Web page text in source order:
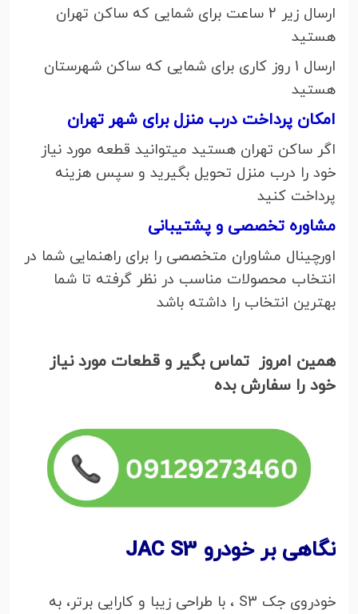
ارسال زیر 2 ساعت برای شمایی که ساکن تهران
هستید
ارسال 1 روز کاری برای شمایی که ساکن شهرستان
هستید
امکان پرداخت درب منزل برای شهر تهران
اگر ساکن تهران هستید میتوانید قطعه مورد نیاز
خود را درب منزل تحویل بگیرید و سپس هزینه
پرداخت کنید
مشاوره تخصصی و پشتیبانی
اورچینال مشاوران متخصصی را برای راهنمایی شما در
انتخاب محصولات مناسب در نظر گرفته تا شما
بهترین انتخاب را داشته باشد
همین امروز تماس بگیر و قطعات مورد نیاز
خود را سفارش بده
نگاهی بر خودرو JAC S3
خودروی جک S3 ، با طراحی زیبا و کارایی برتر، به